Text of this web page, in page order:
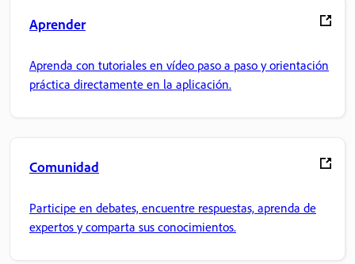
Aprender
Aprenda con tutoriales en vídeo paso a paso y orientación
práctica directamente en la aplicación.
Comunidad
Participe en debates, encuentre respuestas, aprenda de
expertos y comparta sus conocimientos.